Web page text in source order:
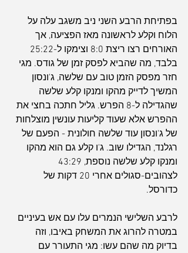
בפתיחת הרבע השני ניב משגב עלה על
הלוח וקלע לראשונה מאז הפציעה, אך
בלבד, מה שהביא לפסק זמן של גודס. מגי
חזר מפסק הזמן טוב עם שלשה, ג'ונסון
המשיך לדייק מהקו ומנקו קלע שלשה
שהגדילה ל-8 הפרש. גליל חתכה בחצי את
ההפרש אלא שעוד קליעות עונשין מוצלחות
של ג'ונסון עוד שלשה חולונית - הפעם של
רגלנד, הגדילו שוב. ג'ו קלע גם הוא מהקו
לצהובים-סגולים אחרי 20 דקות של
כדורסל.
לרבע השלישי הנמרים עלו עם אש בעיניים
במטרה להרוג את המשחק באיבו, וזה
בדיוק מה שהם עשו: מגי התעורר עם